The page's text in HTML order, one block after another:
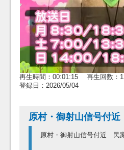
再生時間：00:01:15 再生回数：
登録日：2026/05/04
原村・御射山信号付
原村・御射山信号付近 民